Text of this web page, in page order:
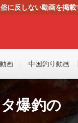
反しない動画を掲
画 中国釣り動画
爆釣の